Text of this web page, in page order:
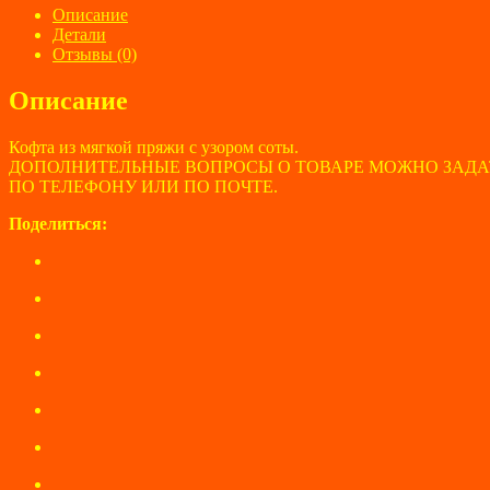
COLLOSEUM
размер
Описание
Детали
Отзывы (0)
Описание
Кофта из мягкой пряжи с узором соты.
ДОПОЛНИТЕЛЬНЫЕ ВОПРОСЫ О ТОВАРЕ МОЖНО
ПО ТЕЛЕФОНУ ИЛИ ПО ПОЧТЕ.
Поделиться: